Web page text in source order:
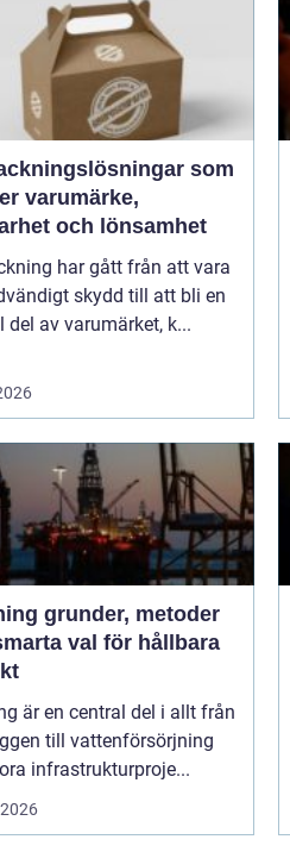
som
varumärke,
och lönsamhet
har gått från att vara
skydd till att bli en
del av varumärket, k...
metoder
val för hållbara
är en central del i allt från
till vattenförsörjning
infrastrukturproje...